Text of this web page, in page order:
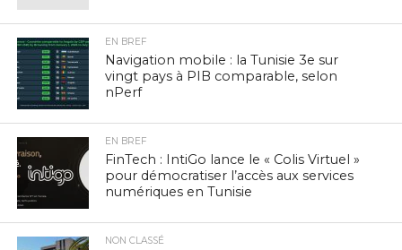
EN BREF
Navigation mobile : la Tunisie 3e sur
vingt pays à PIB comparable, selon
nPerf
EN BREF
FinTech : IntiGo lance le « Colis Virtuel »
pour démocratiser l’accès aux services
numériques en Tunisie
NON CLASSÉ